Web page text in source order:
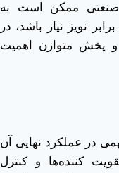
صنعتی ممکن است به
نویز نیاز باشد، در
و پخش متوازن اهمیت
در عملکرد نهایی آن
‌کننده‌ها و کنترل